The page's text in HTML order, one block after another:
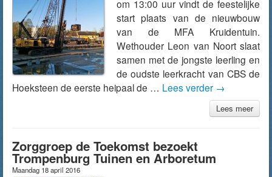
om 13:00 uur vindt de feestelijke
start plaats van de nieuwbouw
van de MFA Kruidentuin.
Wethouder Leon van Noort slaat
samen met de jongste leerling en
de oudste leerkracht van CBS de
Hoeksteen de eerste heipaal de … Lees verder →
Lees meer
Zorggroep de Toekomst bezoekt
Trompenburg Tuinen en Arboretum
Maandag 18 april 2016